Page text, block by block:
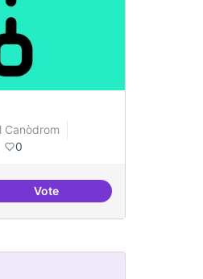
Canòdrom
0
VoteAsamblea definida